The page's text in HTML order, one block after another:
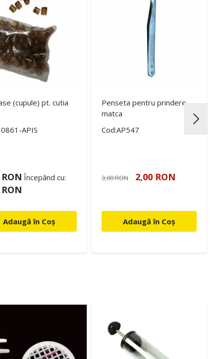
(cupule) pt. cutia
APIS
Începând cu:
Adaugă în Coș
Penseta pentru prindere
matca
Cod:AP547
3,00 RON 2,00 RON
Adaugă în Coș